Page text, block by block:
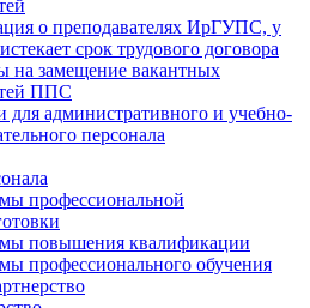
о преподавателях ИрГУПС, у
срок трудового договора
на замещение вакантных
ППС
для административного и учебно-
персонала
профессиональной
повышения квалификации
профессионального обучения